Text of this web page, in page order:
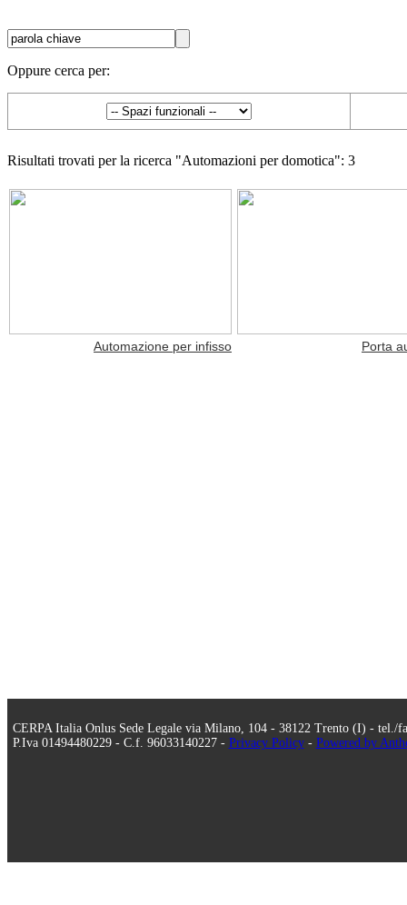
Oppure cerca per:
Risultati trovati per la ricerca "Automazioni per domotica": 3
Automazione per infisso Porta
CERPA Italia Onlus Sede Legale via Milano, 104 - 38122 Trento (I) - tel./
P.Iva 01494480229 - C.f. 96033140227 - Privacy Policy- Powered by